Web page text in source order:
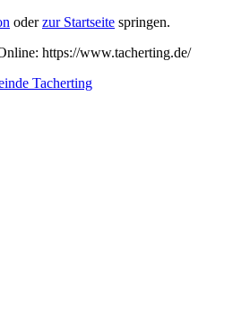
oderzur Startseite springen.
https://www.tacherting.de/